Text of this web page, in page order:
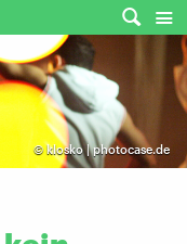
©klosko | photocase.de